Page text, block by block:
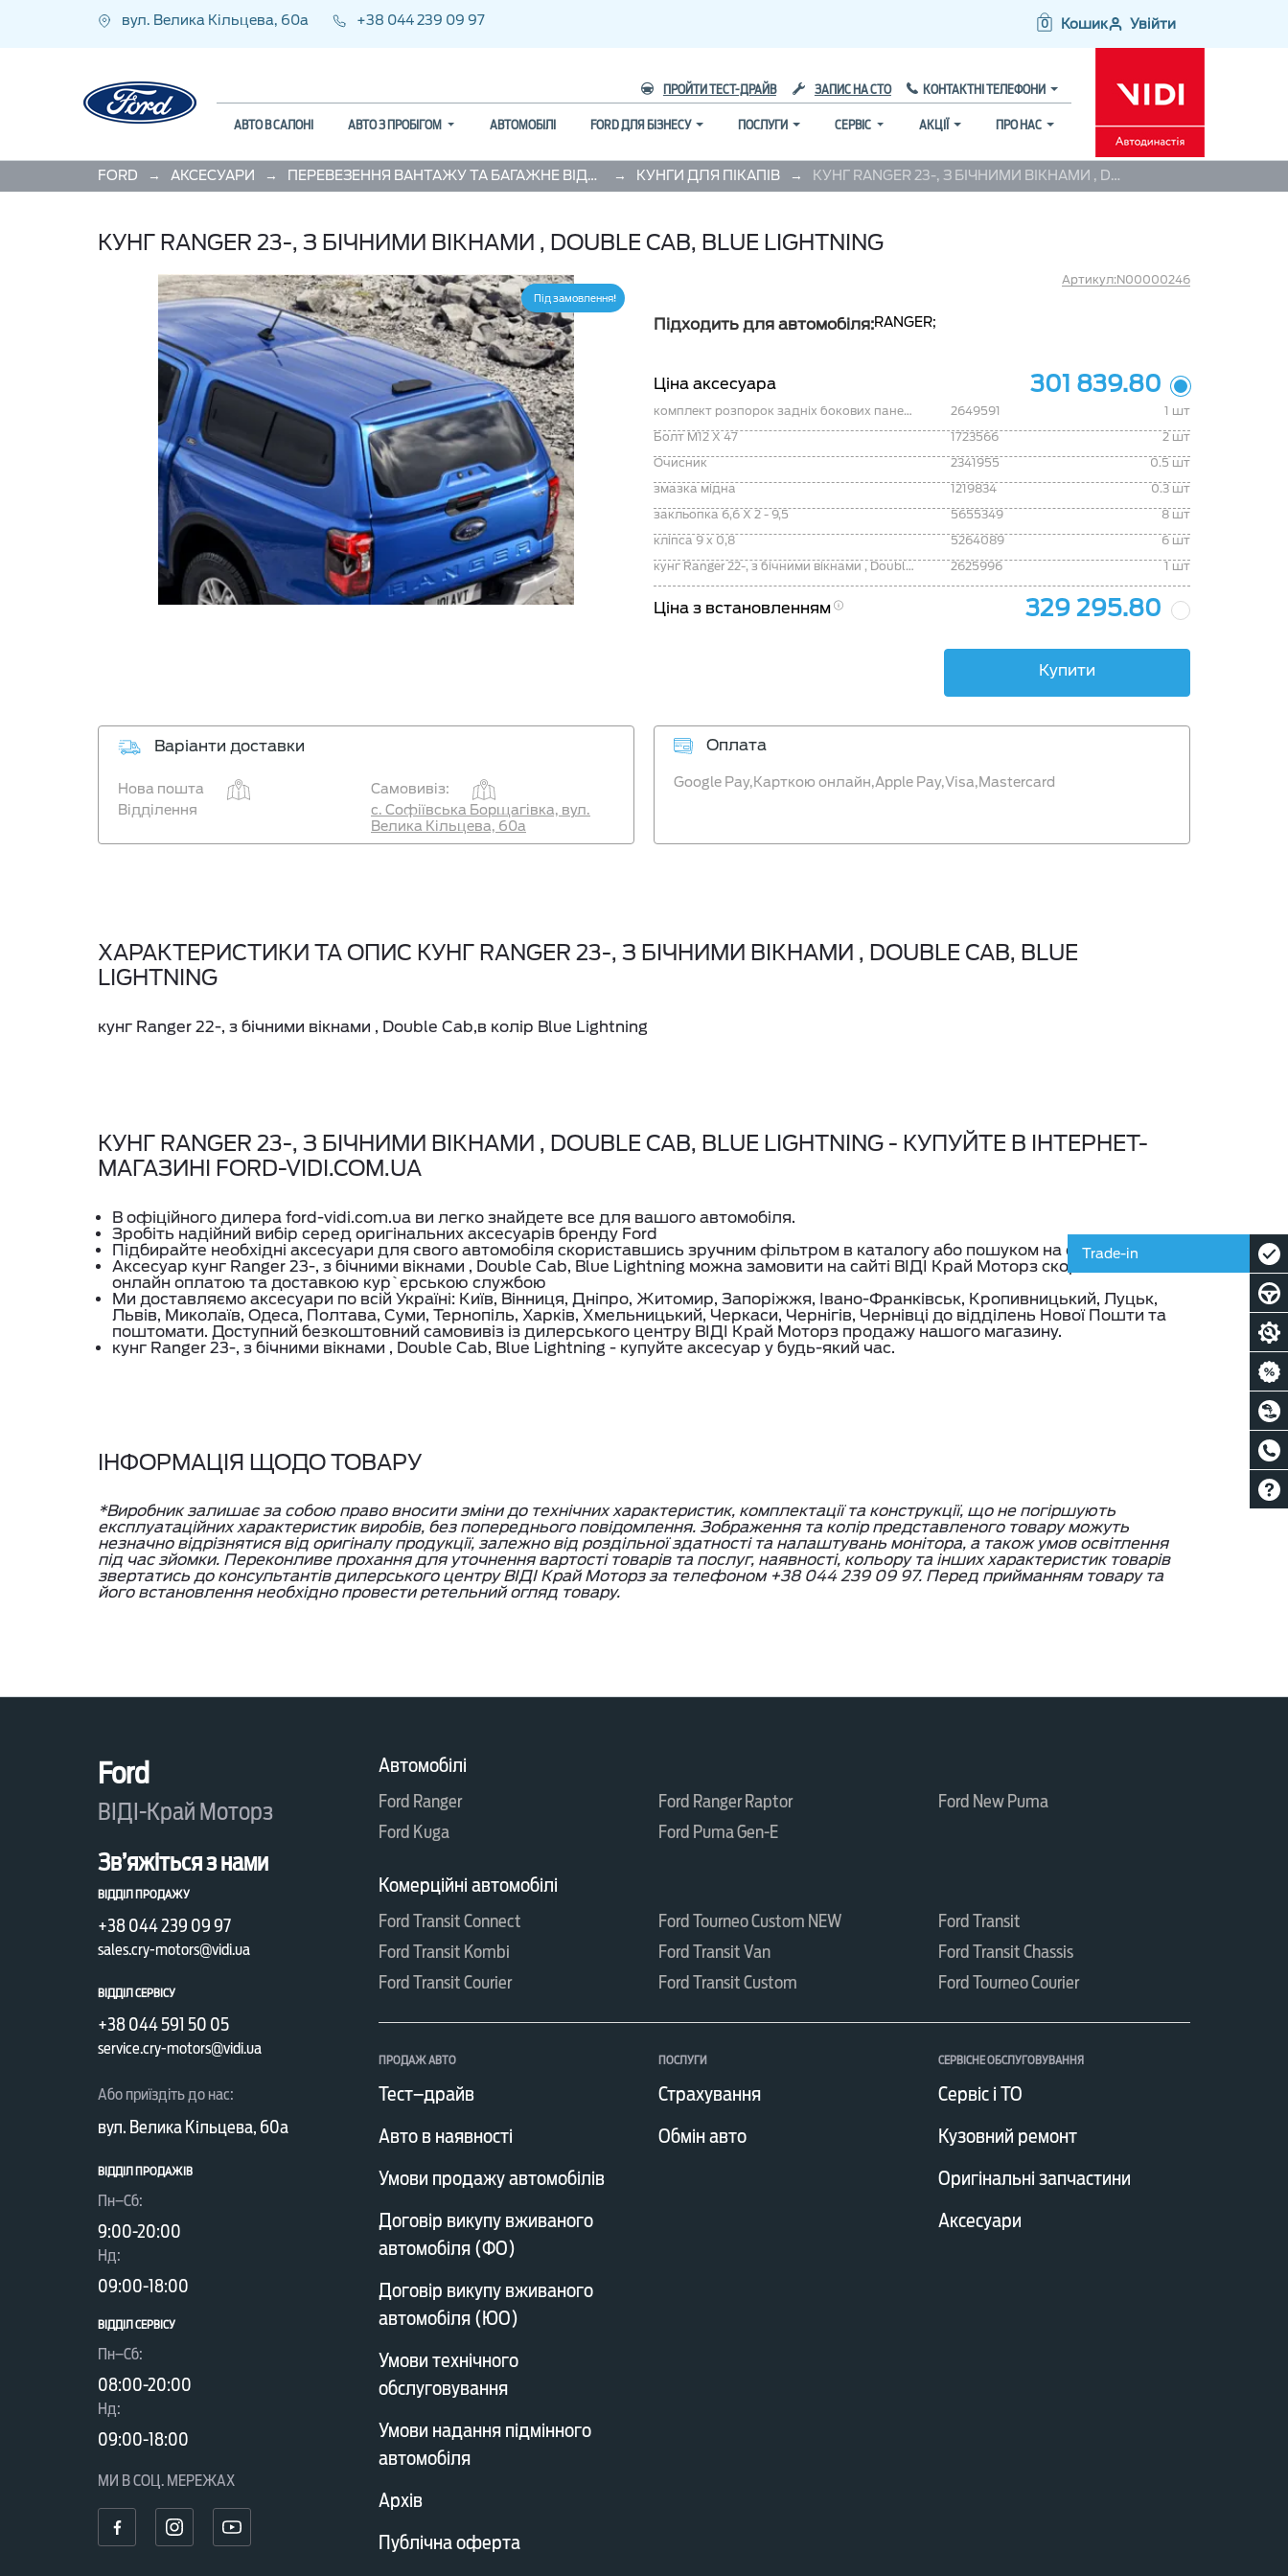
вул. Велика Кільцева, 60а +38 044 239 09 97 Увійти
0 Кошик
ПРОЙТИ ТЕСТ-ДРАЙВ ЗАПИС НА СТО КОНТАКТНІ ТЕЛЕФОНИ
АВТО В САЛОНІ АВТО З ПРОБІГОМ АВТОМОБІЛІ FORD ДЛЯ БІЗНЕСУ ПОСЛУГИ СЕРВІС АКЦІЇ ПРО НАС
FORD → АКСЕСУАРИ → ПЕРЕВЕЗЕННЯ ВАНТАЖУ ТА БАГАЖНЕ ВІДДІЛЕННЯ → КУНГИ ДЛЯ ПІКАПІВ → КУНГ RANGER 23-, З БІЧНИМИ ВІКНАМИ , DOUBLE CAB, BLUE LIGHTNING
КУНГ RANGER 23-, З БІЧНИМИ ВІКНАМИ , DOUBLE CAB, BLUE LIGHTNING
Під замовлення
Артикул:N00000246
Підходить для автомобіля:RANGER;
Ціна аксесуара 301 839.80
комплект розпорок задніх бокових панелей Ranger 2023- 2649591
1 шт
Болт M12 X 47
1723566
2 шт
Очисник
2341955
0.5 шт
змазка мідна
1219834
0.3 шт
закльопка 6,6 X 2 - 9,5
5655349
8 шт
кліпса 9 х 0,8
5264089
6 шт
кунг Ranger 22-, з бічними вікнами , Double Cab, Blue Lightning
2625996 1 шт
Ціна з встановленням 329 295.80
Купити
Варіанти доставки
Нова пошта
Самовивіз:
Відділення
с. Софіївська Борщагівка, вул.
Велика Кільцева, 60а
Оплата
Google Pay,Карткою онлайн,Apple Pay,Visa,Mastercard
ХАРАКТЕРИСТИКИ ТА ОПИС КУНГ RANGER 23-, З БІЧНИМИ ВІКНАМИ , DOUBLE CAB, BLUE
LIGHTNING
кунг Ranger 22-, з бічними вікнами , Double Cab,в колір Blue Lightning
КУНГ RANGER 23-, З БІЧНИМИ ВІКНАМИ , DOUBLE CAB, BLUE LIGHTNING - КУПУЙТЕ В ІНТЕРНЕТ-
МАГАЗИНІ FORD-VIDI.COM.UA
В офіційного дилера ford-vidi.com.ua ви легко знайдете все для вашого автомобіля.
Зробіть надійний вибір серед оригінальних аксесуарів бренду Ford
Підбирайте необхідні аксесуари для свого автомобіля скориставшись зручним фільтром в каталогу або пошуком на сайті
Аксесуар кунг Ranger 23-, з бічними вікнами , Double Cab, Blue Lightning можна замовити на сайті ВІДІ Край Моторз скориставшись
онлайн оплатою та доставкою кур`єрською службою
Ми доставляємо аксесуари по всій Україні: Київ, Вінниця, Дніпро, Житомир, Запоріжжя, Івано-Франківськ, Кропивницький, Луцьк,
Львів, Миколаїв, Одеса, Полтава, Суми, Тернопіль, Харків, Хмельницький, Черкаси, Чернігів, Чернівці до відділень Нової Пошти та
поштомати. Доступний безкоштовний самовивіз із дилерського центру ВІДІ Край Моторз продажу нашого магазину.
кунг Ranger 23-, з бічними вікнами , Double Cab, Blue Lightning - купуйте аксесуар у будь-який час.
ІНФОРМАЦІЯ ЩОДО ТОВАРУ
*Виробник залишає за собою право вносити зміни до технічних характеристик, комплектації та конструкції, що не погіршують
експлуатаційних характеристик виробів, без попереднього повідомлення. Зображення та колір представленого товару можуть
незначно відрізнятися від оригіналу продукції, залежно від роздільної здатності та налаштувань монітора, а також умов освітлення
під час зйомки. Переконливе прохання для уточнення вартості товарів та послуг, наявності, кольору та інших характеристик товарів
звертатись до консультантів дилерського центру ВІДІ Край Моторз за телефоном +38 044 239 09 97. Перед прийманням товару та
його встановлення необхідно провести ретельний огляд товару.
Ford
ВІДІ-Край Моторз
Зв’яжіться з нами
ВІДДІЛ ПРОДАЖУ
+38 044 239 09 97
sales.cry-motors@vidi.ua
ВІДДІЛ СЕРВІСУ
+38 044 591 50 05
service.cry-motors@vidi.ua
Або приїздіть до нас:
вул. Велика Кільцева, 60а
ВІДДІЛ ПРОДАЖІВ
Пн–Сб:
9:00-20:00
Нд:
09:00-18:00
ВІДДІЛ CЕРВІСУ
Пн–Сб:
08:00-20:00
Нд:
09:00-18:00
МИ В СОЦ. МЕРЕЖАХ
Автомобілі
Ford Ranger Ford Ranger Raptor
Ford New Puma
Ford Kuga
Ford Puma Gen-E
Комерційні автомобілі
Ford Transit Connect Ford Tourneo Custom NEW
Ford Transit
Ford Transit Kombi
Ford Transit Van
Ford Transit Chassis
Ford Transit Courier
Ford Transit Custom Ford Tourneo Courier
ПРОДАЖ АВТО
Тест–драйв
Авто в наявності
Умови продажу автомобілів
Договір викупу вживаного
автомобіля (ФО)
Договір викупу вживаного
автомобіля (ЮО)
Умови технічного
обслуговування
Умови надання підмінного
автомобіля
Архів
Публічна оферта
ПОСЛУГИ
Страхування
Обмін авто
СЕРВІСНЕ ОБСЛУГОВУВАННЯ
Сервіс і ТО
Кузовний ремонт
Оригінальні запчастини
Аксесуари
Trade-in